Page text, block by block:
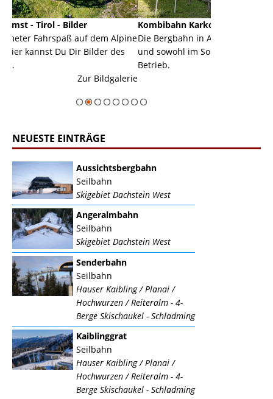
dem Alpine
Bilder des
Kombibahn Karkogel - Abtenau - Salzburg
Die Bergbahn in Abtenau ist eine Kombibahn
und sowohl im Sommer als auch im Winter in
NEUESTE EINTRÄGE
Aussichtsbergbahn
Seilbahn
Skigebiet Dachstein West
Angeralmbahn
Seilbahn
Skigebiet Dachstein West
Senderbahn
Seilbahn
Hauser Kaibling / Planai /
Hochwurzen / Reiteralm - 4-
Berge Skischaukel - Schladming
Kaiblinggrat
Seilbahn
Hauser Kaibling / Planai /
Hochwurzen / Reiteralm - 4-
Berge Skischaukel - Schladming